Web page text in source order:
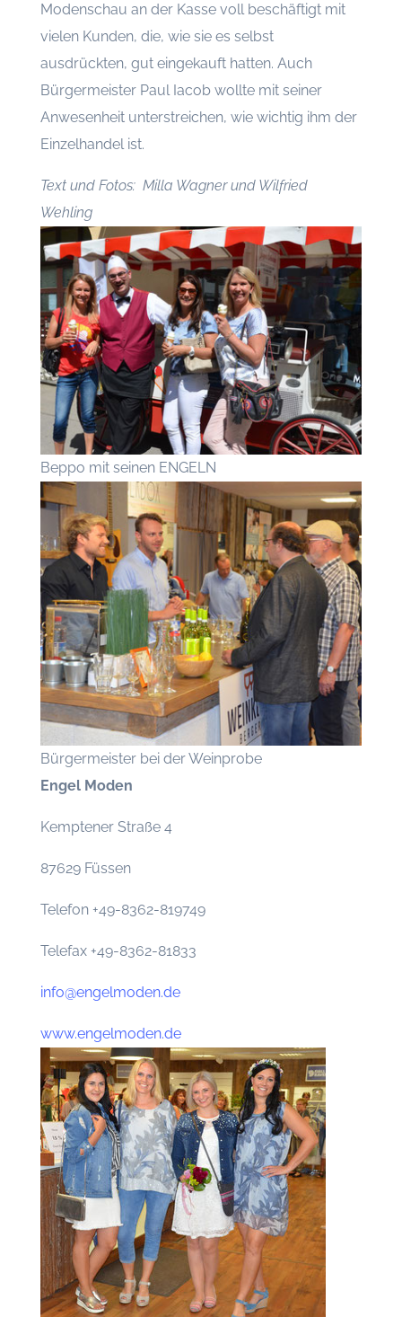
Modenschau an der Kasse voll beschäftigt mit
vielen Kunden, die, wie sie es selbst
ausdrückten, gut eingekauft hatten. Auch
Bürgermeister Paul Iacob wollte mit seiner
Anwesenheit unterstreichen, wie wichtig ihm der
Einzelhandel ist.
Text und Fotos: Milla Wagner und Wilfried
Wehling
Beppo mit seinen ENGELN
Bürgermeister bei der Weinprobe
Engel Moden
Kemptener Straße 4
87629 Füssen
Telefon +49-8362-819749
Telefax +49-8362-81833
info@engelmoden.de
www.engelmoden.de